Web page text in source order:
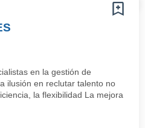
en la gestión de
ilusión en reclutar talento no
la flexibilidad La mejora